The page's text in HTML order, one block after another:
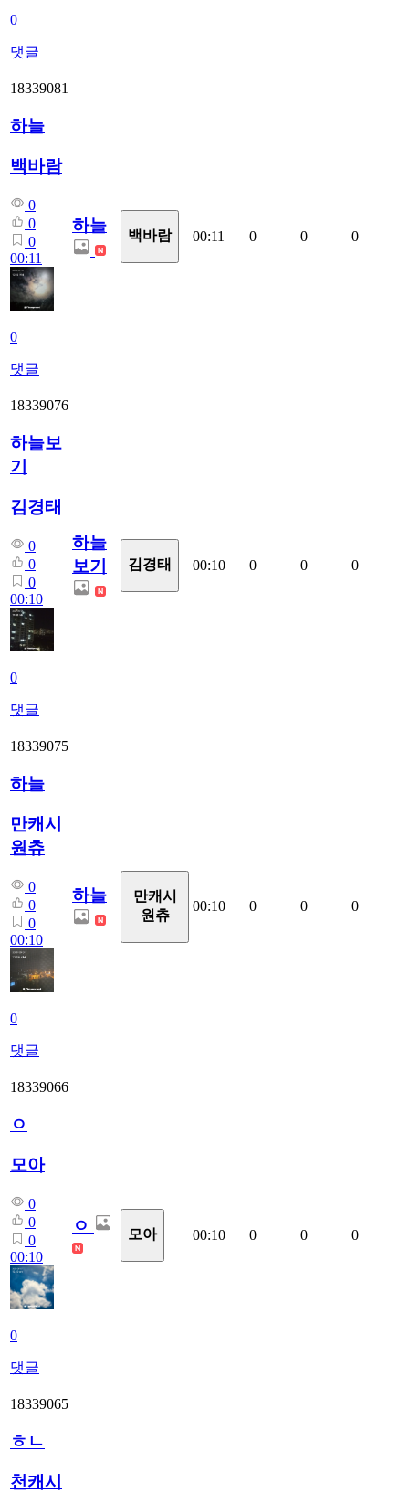
0
댓글
18339081
하늘
백바람
0
0
0
00:11
0
댓글
하늘
백바람 00:11 0 0 0
18339076
하늘보
기
김경태
0
0
0
00:10
0
댓글
하늘
보기
김경태 00:10 0 0 0
18339075
하늘
만캐시
원츄
0
0
0
00:10
0
댓글
하늘
만캐시
원츄
00:10 0 0 0
18339066
ㅇ
모아
0
0
0
00:10
0
댓글
ㅇ 모아 00:10 0 0 0
18339065
ㅎㄴ
천캐시